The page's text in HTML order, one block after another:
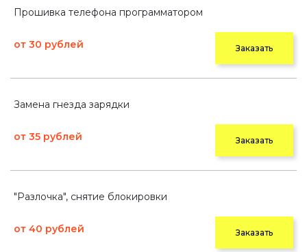
Прошивка телефона программатором
от 30 рублей Заказать
Замена гнезда зарядки
от 35 рублей Заказать
"Разлочка", снятие блокировки
от 40 рублей Заказать